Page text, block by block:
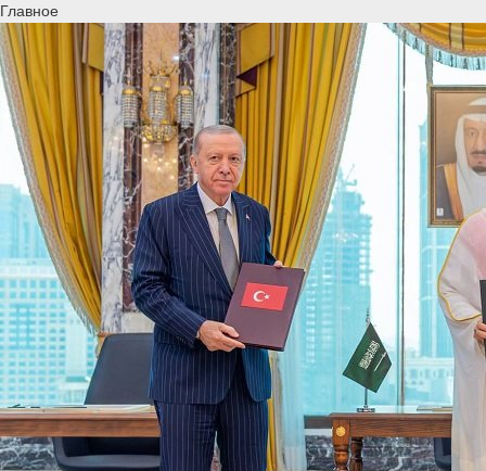
Главное